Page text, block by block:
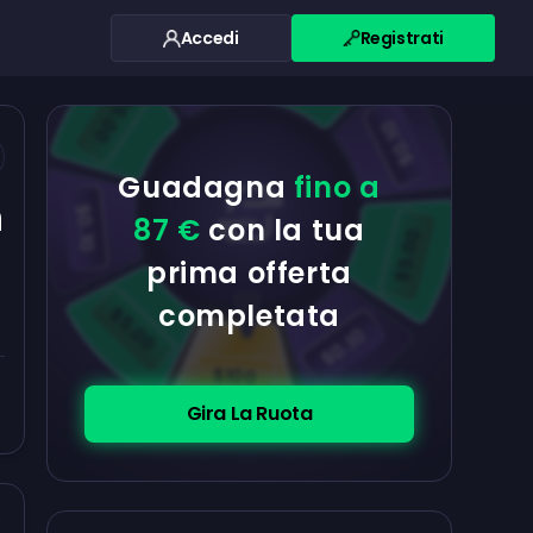
Accedi Registrati
Guadagna fino a
87 € con la tua
prima offerta
completata
Gira La Ruota
$100
$5.00
$5.00
$0.10 $5.00